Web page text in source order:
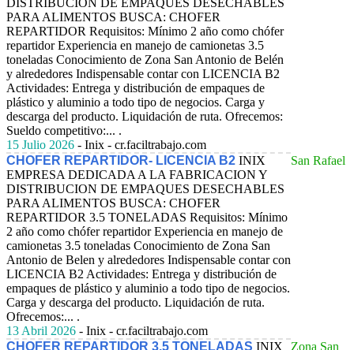
DISTRIBUCION DE EMPAQUES DESECHABLES
PARA ALIMENTOS BUSCA: CHOFER
REPARTIDOR Requisitos: Mínimo 2 año como chófer
repartidor Experiencia en manejo de camionetas 3.5
toneladas Conocimiento de Zona San Antonio de Belén
y alrededores Indispensable contar con LICENCIA B2
Actividades: Entrega y distribución de empaques de
plástico y aluminio a todo tipo de negocios. Carga y
descarga del producto. Liquidación de ruta. Ofrecemos:
Sueldo competitivo:... .
15 Julio 2026 - Inix - cr.faciltrabajo.com
CHOFER REPARTIDOR- LICENCIA B2 INIX
EMPRESA DEDICADA A LA FABRICACION Y
DISTRIBUCION DE EMPAQUES DESECHABLES
PARA ALIMENTOS BUSCA: CHOFER
REPARTIDOR 3.5 TONELADAS Requisitos: Mínimo
2 año como chófer repartidor Experiencia en manejo de
camionetas 3.5 toneladas Conocimiento de Zona San
Antonio de Belen y alrededores Indispensable contar con
LICENCIA B2 Actividades: Entrega y distribución de
empaques de plástico y aluminio a todo tipo de negocios.
Carga y descarga del producto. Liquidación de ruta.
Ofrecemos:... .
13 Abril 2026 - Inix - cr.faciltrabajo.com
San Rafael
CHOFER REPARTIDOR 3.5 TONELADAS INIX Zona San